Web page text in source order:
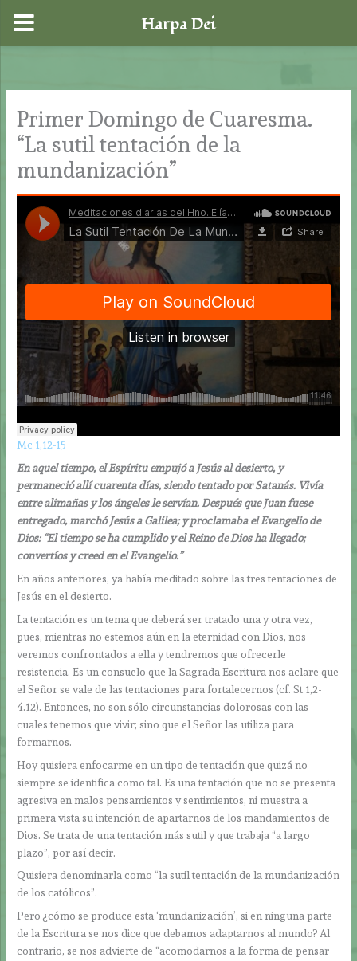
contenido
Primer Domingo de Cuaresma.
“La sutil tentación de la
mundanización”
Mc 1,12-15
En aquel tiempo, el Espíritu empujó a Jesús al desierto, y
permaneció allí cuarenta días, siendo tentado por Satanás. Vivía
entre alimañas y los ángeles le servían. Después que Juan fuese
entregado, marchó Jesús a Galilea; y proclamaba el Evangelio de
Dios: “El tiempo se ha cumplido y el Reino de Dios ha llegado;
convertíos y creed en el Evangelio.”
En años anteriores, ya había meditado sobre las tres tentaciones de
Jesús en el desierto.
La tentación es un tema que deberá ser tratado una y otra vez,
pues, mientras no estemos aún en la eternidad con Dios, nos
veremos confrontados a ella y tendremos que ofrecerle
resistencia. Es un consuelo que la Sagrada Escritura nos aclare que
el Señor se vale de las tentaciones para fortalecernos (cf. St 1,2-
4.12). Entonces, no son sólo circunstancias dolorosas con las
cuales tenemos que vivir; sino que el Señor las utiliza para
formarnos.
Hoy quisiera enfocarme en un tipo de tentación que quizá no
siempre se identifica como tal. Es una tentación que no se presenta
agresiva en malos pensamientos y sentimientos, ni muestra a
primera vista su intención de apartarnos de los mandamientos de
Dios. Se trata de una tentación más sutil y que trabaja “a largo
plazo”, por así decir.
Quisiera denominarla como “la sutil tentación de la mundanización
de los católicos”.
Pero ¿cómo se produce esta ‘mundanización’, si en ninguna parte
de la Escritura se nos dice que debamos adaptarnos al mundo? Al
contrario, se nos advierte de “acomodarnos a la forma de pensar
Harpa Dei